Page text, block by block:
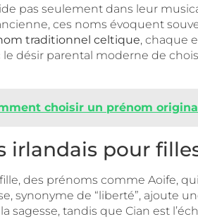
pas seulement dans leur
ces noms évoquent
traditionnel celtique, chaque
le désir parental moderne de
choisir un prénom
irlandais pour
des prénoms comme Aoife,
synonyme de “liberté”, ajoute
sagesse, tandis que Cian est